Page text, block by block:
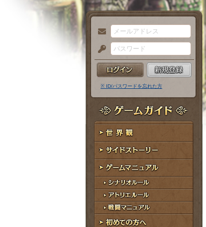
メ
ー
ル
ア
ド
レ
ス
パ
ス
ー
ド
※ ID/パスワードを忘れた方
ゲームガイド
世界観
サイドストーリー
ゲームマニュアル
シナリオルール
アトリエルール
戦闘マニュアル